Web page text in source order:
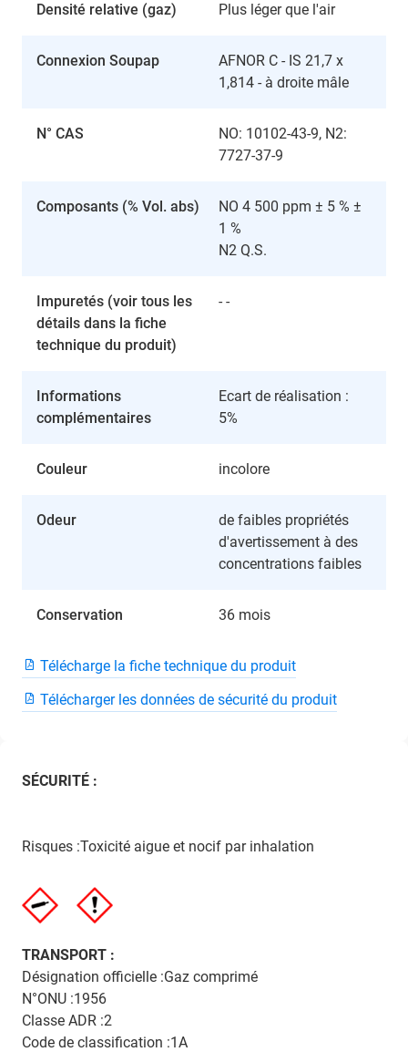
Densité relative (gaz) Plus léger que l'air
Connexion Soupap
AFNOR C - IS 21,7 x
1,814 - à droite mâle
N° CAS
NO: 10102-43-9, N2:
7727-37-9
Composants (% Vol. abs)
NO 4 500 ppm ± 5 % ±
1 %
N2 Q.S.
Impuretés (voir tous les
détails dans la fiche
technique du produit)
- -
Informations
complémentaires
Ecart de réalisation :
5%
Couleur incolore
Odeur
de faibles propriétés
d'avertissement à des
concentrations faibles
Conservation 36 mois
Télécharge la fiche technique du produit
Télécharger les données de sécurité du produit
SÉCURITÉ :
Risques :Toxicité aigue et nocif par inhalation
TRANSPORT :
Désignation officielle :Gaz comprimé
N°ONU :1956
Classe ADR :2
Code de classification :1A